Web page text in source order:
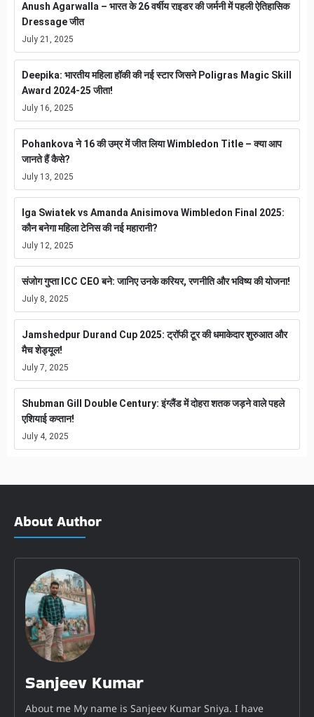
Anush Agarwalla – भारत के 26 वर्षीय राइडर की जर्मनी में पहली ऐतिहासिक
Dressage जीत
July 21, 2025
Deepika: भारतीय महिला हॉकी की नई स्टार जिसने Poligras Magic Skill
Award 2024-25 जीता!
July 16, 2025
Pohankova ने 16 की उम्र में जीत लिया Wimbledon Title – क्या आप
जानते हैं कैसे?
July 13, 2025
Iga Swiatek vs Amanda Anisimova Wimbledon Final 2025:
कौन बनेगा महिला टेनिस की नई महारानी?
July 12, 2025
संजोग गुप्ता ICC CEO बने: जानिए उनके करियर, रणनीति और भविष्य की योजना!
July 8, 2025
Jamshedpur Durand Cup 2025: ट्रॉफी टूर की धमाकेदार शुरुआत और
मैच शेड्यूल!
July 7, 2025
Shubman Gill Double Century: इंग्लैंड में दोहरा शतक जड़ने वाले पहले
एशियाई कप्तान!
July 4, 2025
About Author
Sanjeev Kumar
About me My name is Sanjeev Kumar Sniya. I have